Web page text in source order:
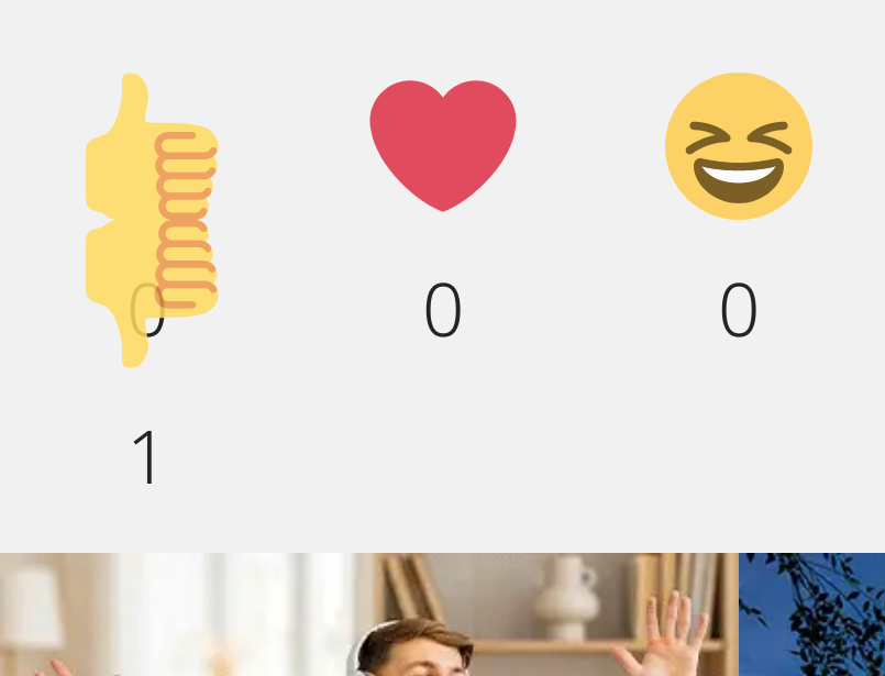
Палец
вверх!
0
Лайк!
0
Дикий
смех!
0
Палец
вниз!
1